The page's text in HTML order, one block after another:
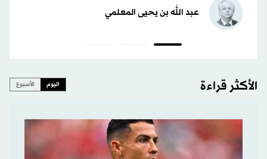
عبد الله بن يحيى المعلمي
الأكثر قراءة اليوم الأسبوع